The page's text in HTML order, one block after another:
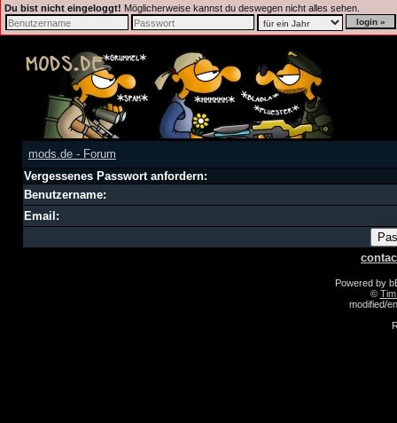
Du bist nicht eingeloggt! Möglicherweise kannst du deswegen nicht alles sehen.
mods.de - Forum
Vergessenes Passwort anfordern:
Benutzername:
Email:
Powered by
©
modified/